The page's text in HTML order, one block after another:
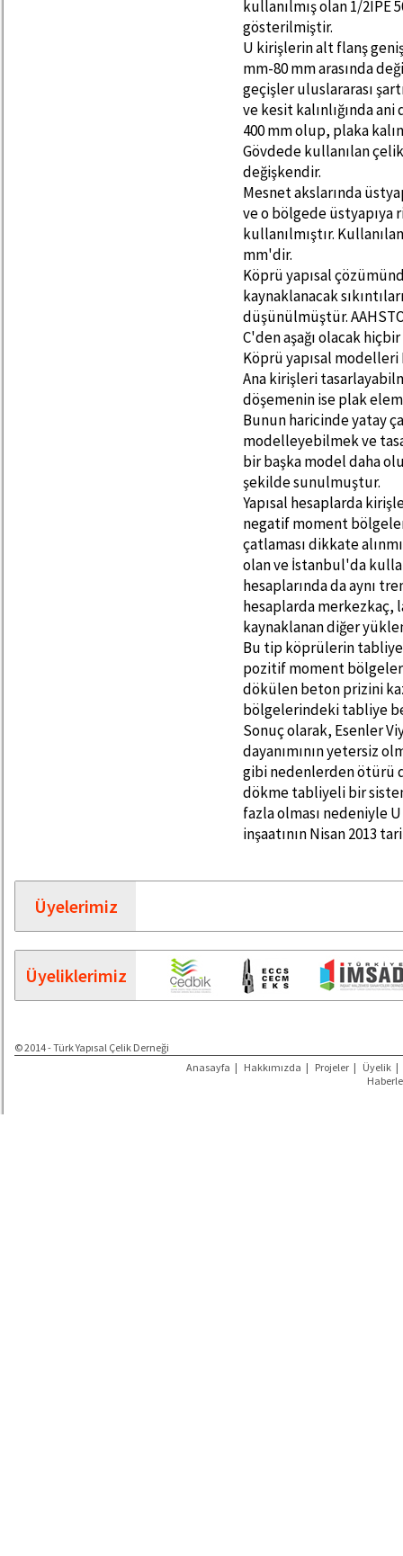
kullanılmış olan 1/
gösterilmiştir.
U kirişlerin alt flanş
mm-80 mm arasında
geçişler uluslararası
ve kesit kalınlığında
400 mm olup, plaka
Gövdede kullanılan çelik
değişkendir.
Mesnet akslarında
ve o bölgede üstyapıya
kullanılmıştır.
mm'dir.
Köprü yapısal
kaynaklanacak
düşünülmüştür.
C'den aşağı olacak
Köprü yapısal modelleri
Ana kirişleri
döşemenin ise plak
Bunun haricinde yatay
modelleyebilmek ve
bir başka model daha
şekilde sunulmuştur.
Yapısal hesaplarda
negatif moment
çatlaması dikkate
olan ve İstanbul'da
hesaplarında da aynı
hesaplarda
kaynaklanan diğer
Bu tip köprülerin
pozitif moment
dökülen beton prizini
bölgelerindeki tabliye
Sonuç olarak, Esenler
dayanımının yetersiz
gibi nedenlerden ötürü
dökme tabliyeli bir
fazla olması nedeniyle
inşaatının Nisan 2013
Üyelerimiz
Üyeliklerimiz
© 2014 - Türk Yapısal Çelik Derneği
Anasayfa | Hakkımızda | Projeler | Üyelik |